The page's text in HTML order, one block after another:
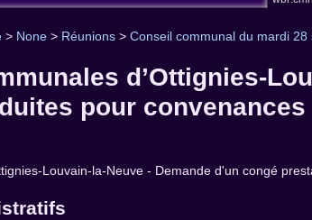
> None > Réunions >Conseil communal du mardi
d’Ottignies-
pour
Louvain-la-Neuve - Demande d'un congé